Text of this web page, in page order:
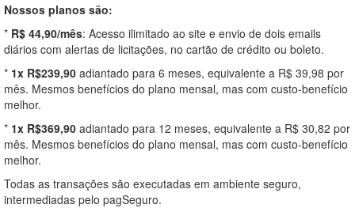
Nossos planos são:
* R$ 44,90/mês: Acesso ilimitado ao site e envio de dois emails
diários com alertas de licitações, no cartão de crédito ou boleto.
* 1x R$239,90 adiantado para 6 meses, equivalente a R$ 39,98 por
mês. Mesmos benefícios do plano mensal, mas com custo-benefício
melhor.
* 1x R$369,90 adiantado para 12 meses, equivalente a R$ 30,82 por
mês. Mesmos benefícios do plano mensal, mas com custo-benefício
melhor.
Todas as transações são executadas em ambiente seguro,
intermediadas pelo pagSeguro.